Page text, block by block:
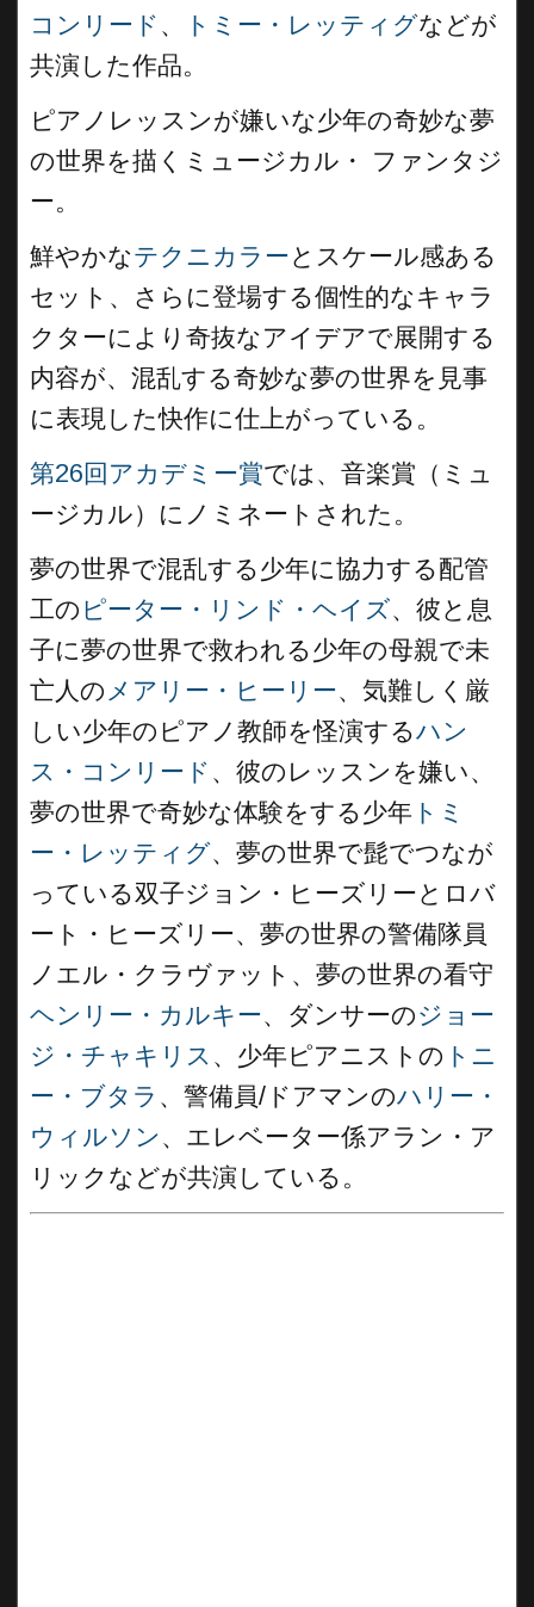
コンリード 、 トミー・レッティグなどが
共演した作品。
ピアノレッスンが嫌いな少年の奇妙な夢
の世界を描くミュージカル・ ファンタジ
ー。
鮮やかなテクニカラーとスケール感ある
セット、さらに登場する個性的なキャラ
クターにより奇抜なアイデアで展開する
内容が、混乱する奇妙な夢の世界を見事
に表現した快作に仕上がっている。
第26回アカデミー賞では、音楽賞（ミュ
ージカル）にノミネートされた。
夢の世界で混乱する少年に協力する配管
工の ピーター・リンド・ヘイズ、彼と息
子に夢の世界で救われる少年の母親で未
亡人の メアリー・ヒーリー、気難しく厳
しい少年のピアノ教師を怪演するハン
ス・コンリード 、彼のレッスンを嫌い、
夢の世界で奇妙な体験をする少年 トミ
ー・レッティグ、夢の世界で髭でつなが
っている双子ジョン・ヒーズリーとロバ
ート・ヒーズリー、夢の世界の警備隊員
ノエル・クラヴァット、夢の世界の看守
ヘンリー・カルキー、ダンサーのジョー
ジ・チャキリス 、少年ピアニストの トニ
ー・ブタラ 、警備員/ドアマンのハリー・
ウィルソン 、エレベーター係アラン・ア
リックなどが共演している。